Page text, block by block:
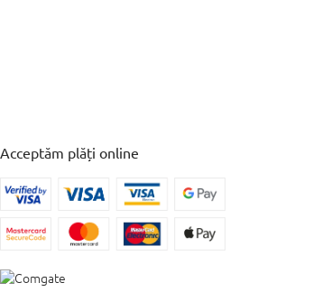
Acceptăm plăți online